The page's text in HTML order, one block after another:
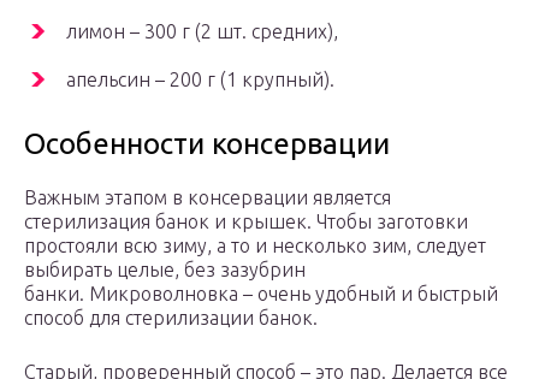
лимон – 300 г (2 шт. средних),
апельсин – 200 г (1 крупный).
Особенности консервации
Важным этапом в консервации является
стерилизация банок и крышек. Чтобы заготовки
простояли всю зиму, а то и несколько зим, следует
выбирать целые, без зазубрин
банки. Микроволновка – очень удобный и быстрый
способ для стерилизации банок.
Старый, проверенный способ – это пар. Делается все